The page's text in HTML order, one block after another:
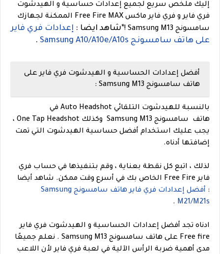
إليك ملخص سريع لجميع إعدادات حساسية و الهيدشوت
فري فاير و فري فاير ماكس Free Fire MAX الممكنة لجهازك
سامسونج Samsung M13 !
*شاهد ايضا : إعدادات فري فاير
على هاتف سامسونج Samsung A10/A10e/A10s
.
أفضل إعدادات الحساسية و الهيدشوت فري فاير على
هاتف سامسونج Samsung M13 :
بالنسبة للهيدشوت التلقائي Auto Headshot في
هاتف سامسونج Samsung M13 وكذلك One Tap Headshot ،
يجب عليك استخدام أفضل حساسية الهيدشوت التي تمت
إضافتها أدناه.
لذلك ، اتبع كل نقطة بعناية ، وقم بتنفيذها في حساب فري
فاير Free Fire الخاص بك في أسرع وقت ممكن.
شاهد أيضا
:
أفضل إعدادات فري فاير هاتف سامسونج Samsung
M21/M21s
.
ادناه تجد أفضل إعدادات الحساسية و الهيدشوت فري فاير
Free fire على هاتف سامسونج Samsung M13 . نعلم جميعًا
مدى أهمية ضربة الرأس الآلية في لعبة فري فاير لأن اللاعب